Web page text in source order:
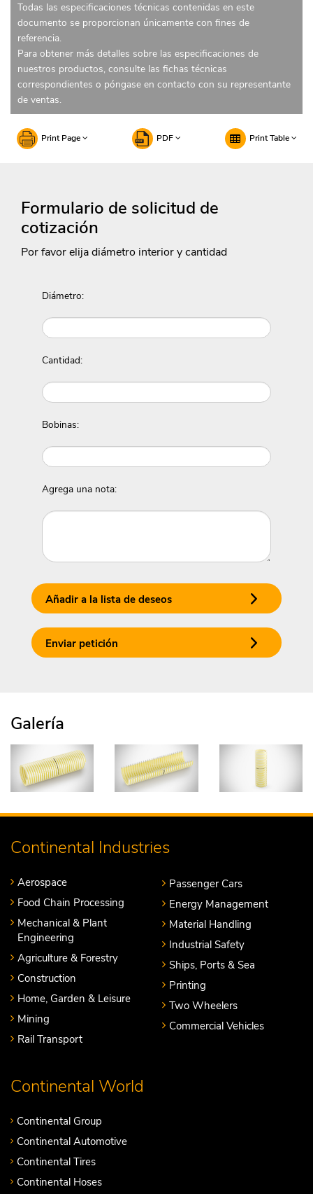
Todas las especificaciones técnicas contenidas en este
documento se proporcionan únicamente con fines de
referencia.
Para obtener más detalles sobre las especificaciones de
nuestros productos, consulte las fichas técnicas
correspondientes o póngase en contacto con su representante
de ventas.
Print Page PDF Print Table
Formulario de solicitud de
cotización
Por favor elija diámetro interior y cantidad
Diámetro:
Cantidad:
Bobinas:
Agrega una nota:
Añadir a la lista de deseos
Enviar petición
Galería
Continental Industries
Aerospace
Food Chain Processing
Mechanical & Plant
Engineering
Agriculture & Forestry
Construction
Home, Garden & Leisure
Mining
Rail Transport
Passenger Cars
Energy Management
Material Handling
Industrial Safety
Ships, Ports & Sea
Printing
Two Wheelers
Commercial Vehicles
Continental World
Continental Group
Continental Automotive
Continental Tires
Continental Hoses